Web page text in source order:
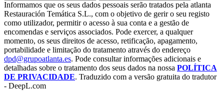
Informamos que os seus dados pessoais serão tratados pela atlanta
Restauración Temática S.L., com o objetivo de gerir o seu registo
como utilizador, permitir o acesso à sua conta e a gestão de
encomendas e serviços associados. Pode exercer, a qualquer
momento, os seus direitos de acesso, retificação, apagamento,
portabilidade e limitação do tratamento através do endereço
dpd@grupoatlanta.es. Pode consultar informações adicionais e
detalhadas sobre o tratamento dos seus dados na nossa POLÍTICA
DE PRIVACIDADE. Traduzido com a versão gratuita do tradutor
- DeepL.com